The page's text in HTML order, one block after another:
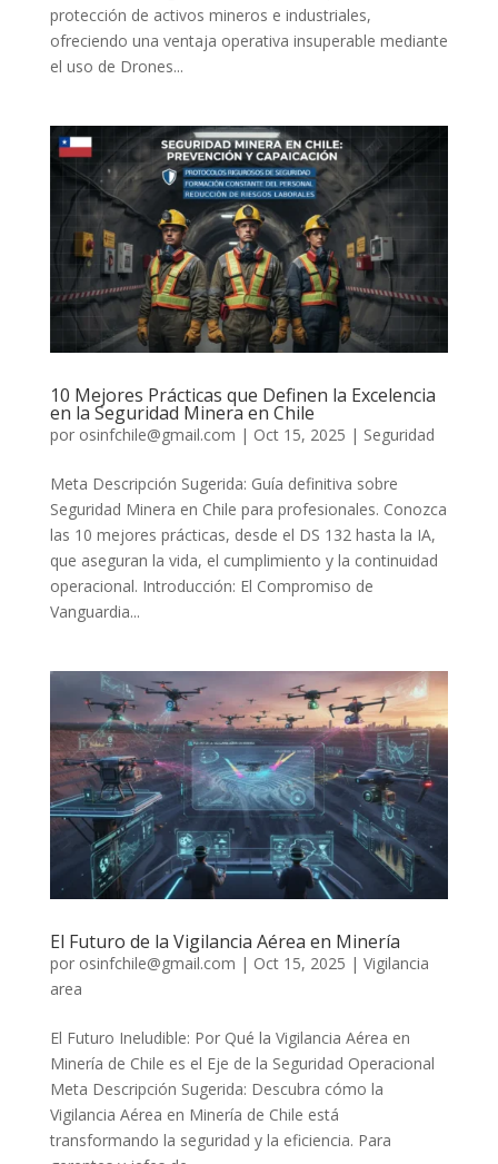
protección de activos mineros e industriales,
ofreciendo una ventaja operativa insuperable mediante
el uso de Drones...
10 Mejores Prácticas que Definen la Excelencia
en la Seguridad Minera en Chile
por osinfchile@gmail.com | Oct 15, 2025 | Seguridad
Meta Descripción Sugerida: Guía definitiva sobre
Seguridad Minera en Chile para profesionales. Conozca
las 10 mejores prácticas, desde el DS 132 hasta la IA,
que aseguran la vida, el cumplimiento y la continuidad
operacional. Introducción: El Compromiso de
Vanguardia...
El Futuro de la Vigilancia Aérea en Minería
por osinfchile@gmail.com | Oct 15, 2025 | Vigilancia
area
El Futuro Ineludible: Por Qué la Vigilancia Aérea en
Minería de Chile es el Eje de la Seguridad Operacional
Meta Descripción Sugerida: Descubra cómo la
Vigilancia Aérea en Minería de Chile está
transformando la seguridad y la eficiencia. Para